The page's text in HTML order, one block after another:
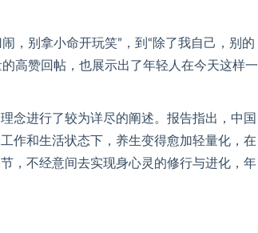
，别拿小命开玩笑”，到“除了我自己，别的
高赞回帖，也展示出了年轻人在今天这样一
念进行了较为详尽的阐述。报告指出，中国
作和生活状态下，养生变得愈加轻量化，在
，不经意间去实现身心灵的修行与进化，年